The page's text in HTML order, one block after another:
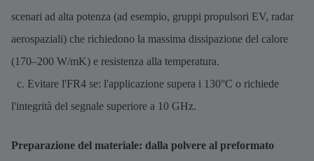
scenari ad alta potenza (ad esempio, gruppi propulsori EV, radar
aerospaziali) che richiedono la massima dissipazione del calore
(170–200 W/mK) e resistenza alla temperatura.
c. Evitare l'FR4 se: l'applicazione supera i 130°C o richiede
l'integrità del segnale superiore a 10 GHz.
Preparazione del materiale: dalla polvere al preformato